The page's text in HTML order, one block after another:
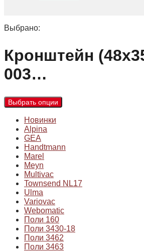
Выбрано:
Кронштейн
003…
Выбрать опции
Новинки
Alpina
GEA
Handtmann
Marel
Meyn
Multivac
Townsend NL17
Ulma
Variovac
Webomatic
Поли 160
Поли 3430-18
Поли 3462
Поли 3463